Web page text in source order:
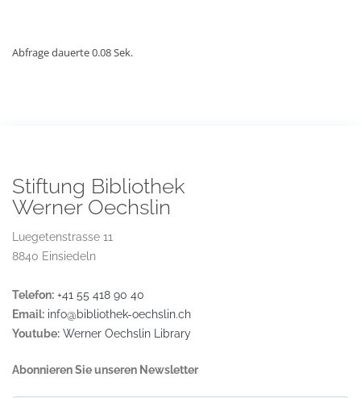
Abfrage dauerte 0.08 Sek.
Stiftung Bibliothek
Werner Oechslin
Luegetenstrasse 11
8840 Einsiedeln
Telefon: +41 55 418 90 40
Email: info@bibliothek-oechslin.ch
Youtube: Werner Oechslin Library
Abonnieren Sie unseren Newsletter